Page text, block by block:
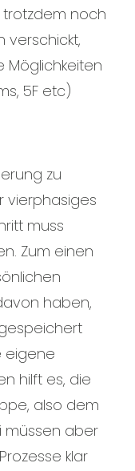
trotzdem noch
verschickt,
Möglichkeiten
5F etc)
zu
vierphasiges
muss
Zum einen
haben,
eigene
hilft es, die
also dem
müssen aber
klar